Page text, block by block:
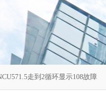
走到2循环显示108故障